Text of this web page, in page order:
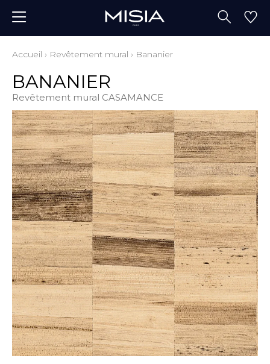
Accueil › Revêtement mural › Bananier
BANANIER
Revêtement mural CASAMANCE